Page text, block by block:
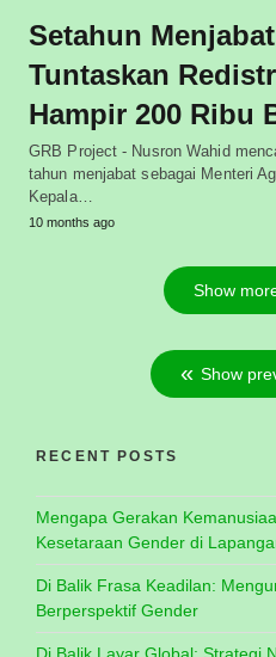
Setahun
Tuntaskan
Hampir 200 Ribu
GRB Project - Nusron Wahid
tahun menjabat sebagai Menteri
Kepala…
10 months ago
Show
Show
RECENT POSTS
Mengapa Gerakan
Kesetaraan Gender di
Di Balik Frasa Keadilan:
Berperspektif Gender